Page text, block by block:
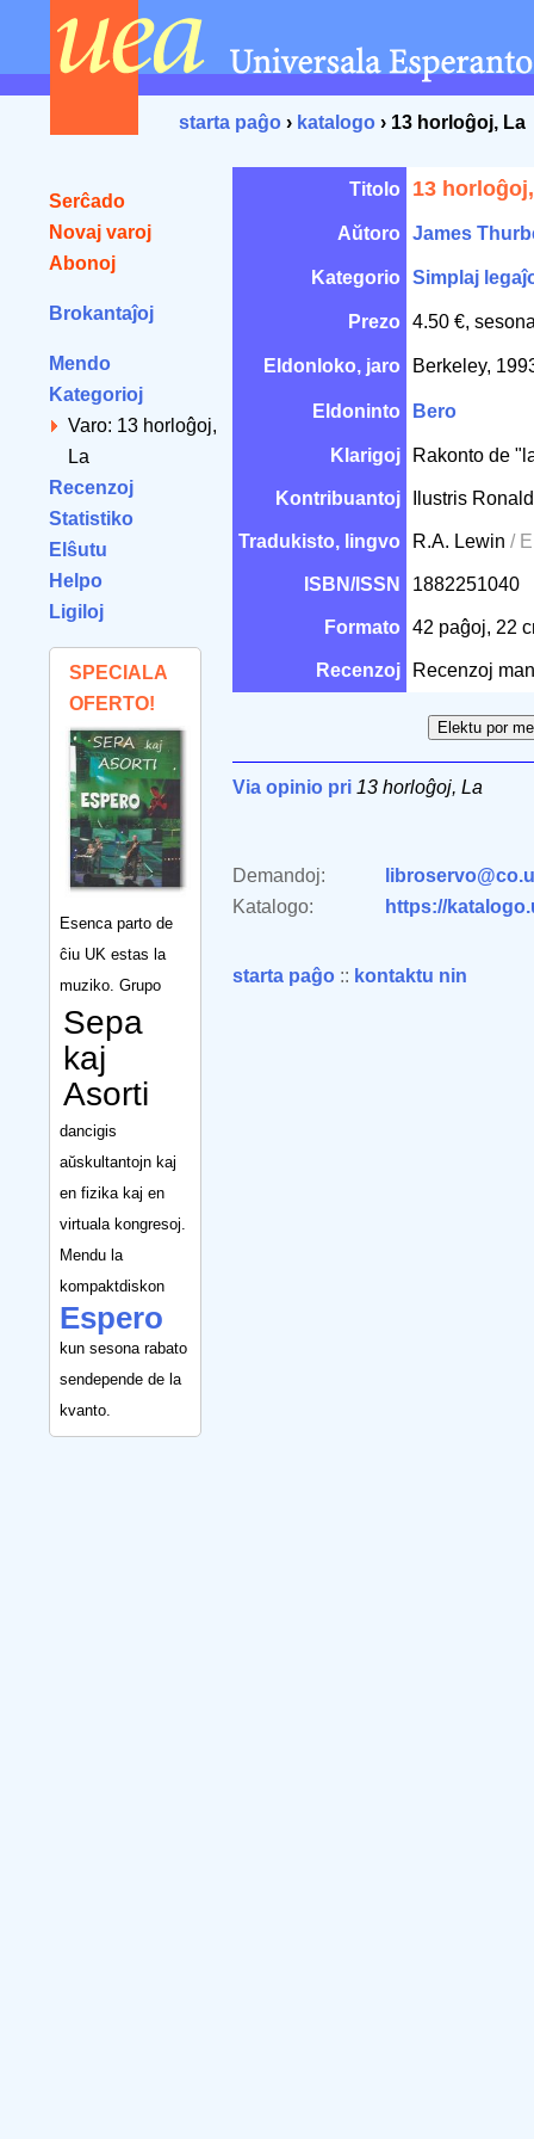
starta paĝo › katalogo › 13 horloĝoj, La
Serĉado
Novaj varoj
Abonoj
Brokantaĵoj
Mendo
Kategorioj
Varo: 13 horloĝoj,
La
Recenzoj
Statistiko
Elŝutu
Helpo
Ligiloj
SPECIALA
OFERTO!
Esenca parto de
ĉiu UK estas la
muziko. Grupo
Sepa
kaj
Asorti
dancigis
aŭskultantojn kaj
en fizika kaj en
virtuala kongresoj.
Mendu la
kompaktdiskon
Espero
kun sesona rabato
sendepende de la
kvanto.
Titolo 13
Aŭtoro James
Kategorio Simplaj
Prezo 4.50 €,
Eldonloko, jaro Berkeley,
Eldoninto Bero
Klarigoj Rakonto de
Kontribuantoj Ilustris
Tradukisto, lingvo R.A. Lewin /
ISBN/ISSN 1882251040
Formato 42 paĝoj, 22
Recenzoj Recenzoj
Via opinio pri 13 horloĝoj, La
Demandoj:
Katalogo:
https://
starta paĝo :: kontaktu nin